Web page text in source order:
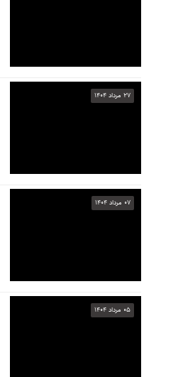
۲۷ مرداد ۱۴۰۴
۰۷ مرداد ۱۴۰۴
۰۵ مرداد ۱۴۰۴